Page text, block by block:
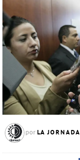
por LA JORNADA